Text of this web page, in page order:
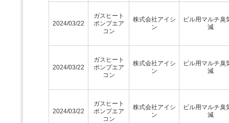
2024/03/22
ガスヒート
ポンプエア
コン
株式会社アイシ
ン
ビル用マルチ臭
減
2024/03/22
ガスヒート
ポンプエア
コン
株式会社アイシ
ン
ビル用マルチ臭
減
2024/03/22
ガスヒート
ポンプエア
コン
株式会社アイシ
ン
ビル用マルチ臭
減